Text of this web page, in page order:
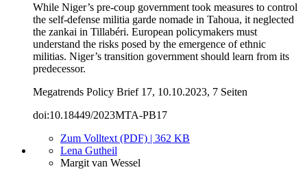
While Niger’s pre-coup government took measures to control
the self-defense militia garde nomade in Tahoua, it neglected
the zankai in Tillabéri. European policymakers must
understand the risks posed by the emergence of ethnic
militias. Niger’s transition government should learn from its
predecessor.
Megatrends Policy Brief 17, 10.10.2023, 7 Seiten
doi:10.18449/2023MTA-PB17
Zum Volltext (PDF) | 362 KB
Lena Gutheil
Margit van Wessel